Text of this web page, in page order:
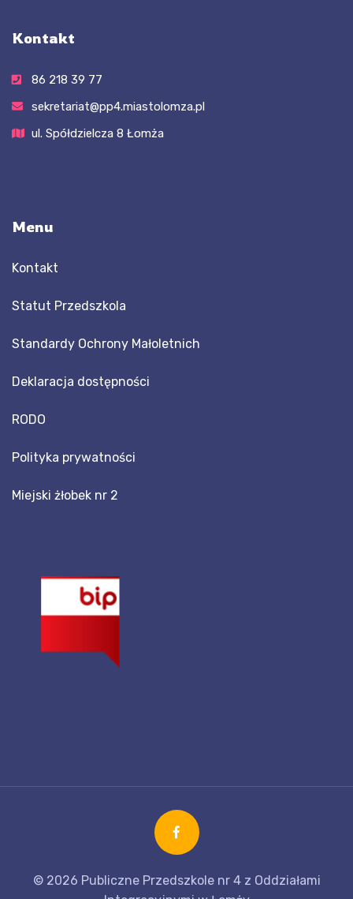
Kontakt
86 218 39 77
sekretariat@pp4.miastolomza.pl
ul. Spółdzielcza 8 Łomża
Menu
Kontakt
Statut Przedszkola
Standardy Ochrony Małoletnich
Deklaracja dostępności
RODO
Polityka prywatności
Miejski żłobek nr 2
© 2026 Publiczne Przedszkole nr 4 z Oddziałami